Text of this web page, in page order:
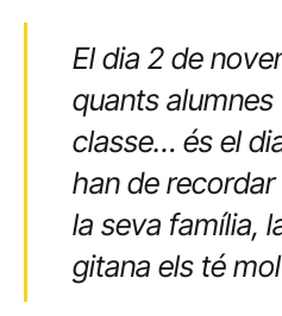
El dia 2 de
quants alumnes
classe… és el
han de
la seva família,
gitana els té